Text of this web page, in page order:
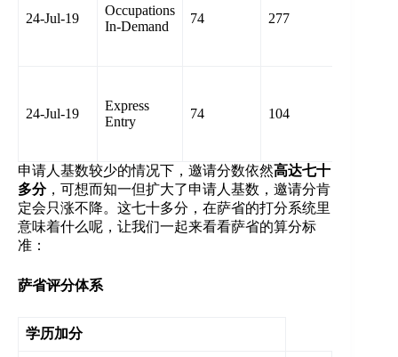
24-Jul-19
Occupations
In-Demand
74 277
24-Jul-19
Express
Entry
74 104
申请人基数较少的情况下，邀请分数依然高达七十
多分，可想而知一但扩大了申请人基数，邀请分肯
定会只涨不降。这七十多分，在萨省的打分系统里
意味着什么呢，让我们一起来看看萨省的算分标
准：
萨省评分体系
学历加分